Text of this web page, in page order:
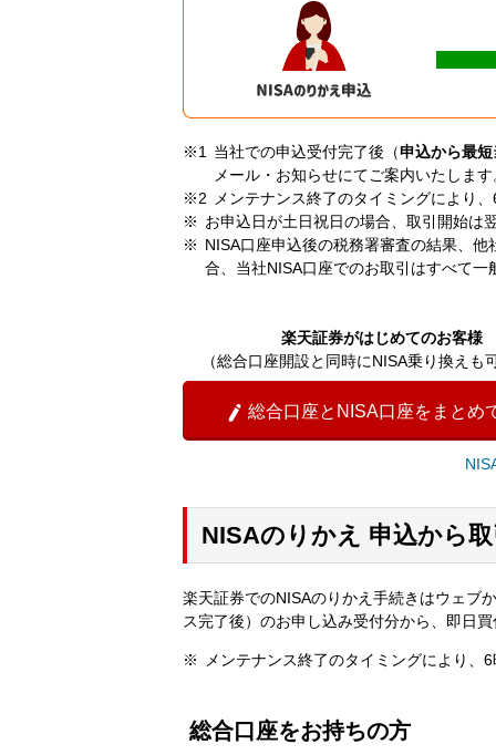
当社での申込受付完了後（申込から最
メール・お知らせにてご案内いたします
メンテナンス終了のタイミングにより
お申込日が土日祝日の場合、取引開始は
NISA口座申込後の税務署審査の結果、
合、当社NISA口座でのお取引はすべて
楽天証券がはじめてのお客様
（総合口座開設と同時にNISA乗り換えも
 総合口座とNISA口座をまとめ
NISAのりかえ 申込から
楽天証券でのNISAのりかえ手続きはウェブ
ス完了後）のお申し込み受付分から、即日
メンテナンス終了のタイミングにより、
総合口座をお持ちの方